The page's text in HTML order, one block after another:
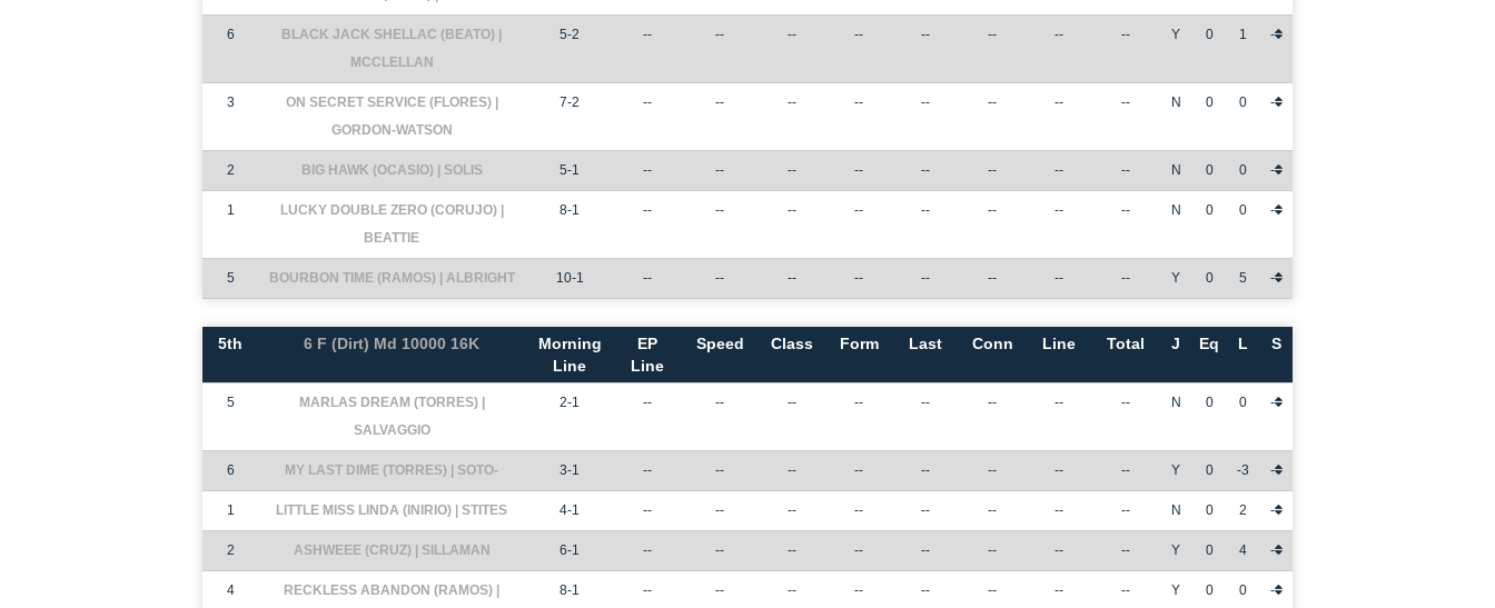
6
BLACK JACK SHELLAC (BEATO) |
MCCLELLAN
5-2 -- -- -- -- -- -- -- -- Y 0 1 -
3
ON SECRET SERVICE (FLORES) |
GORDON-WATSON
7-2 -- -- -- -- -- -- -- -- N 0 0 -
2 BIG HAWK (OCASIO) | SOLIS 5-1 -- -- -- -- -- -- -- -- N 0 0 -
1
LUCKY DOUBLE ZERO (CORUJO) |
BEATTIE
8-1 -- -- -- -- -- -- -- -- N 0 0 -
5 BOURBON TIME (RAMOS) | ALBRIGHT 10-1 -- -- -- -- -- -- -- -- Y 0 5 -
5th 6 F (Dirt) Md 10000 16K
Morning
Line
EP
Line
Speed Class Form Last Conn Line Total J Eq L S
5
MARLAS DREAM (TORRES) |
SALVAGGIO
2-1 -- -- -- -- -- -- -- -- N 0 0 -
6 MY LAST DIME (TORRES) | SOTO- 3-1 -- -- -- -- -- -- -- -- Y 0 -3 -
1 LITTLE MISS LINDA (INIRIO) | STITES 4-1 -- -- -- -- -- -- -- -- N 0 2 -
2 ASHWEEE (CRUZ) | SILLAMAN 6-1 -- -- -- -- -- -- -- -- Y 0 4 -
4
RECKLESS ABANDON (RAMOS) |
8-1 -- -- -- -- -- -- -- -- Y 0 0 -